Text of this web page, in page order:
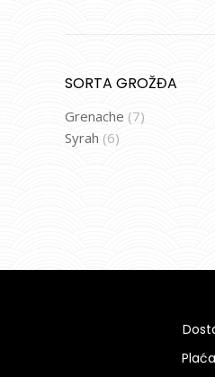
SORTA GROŽĐA
Grenache (7)
Syrah (6)